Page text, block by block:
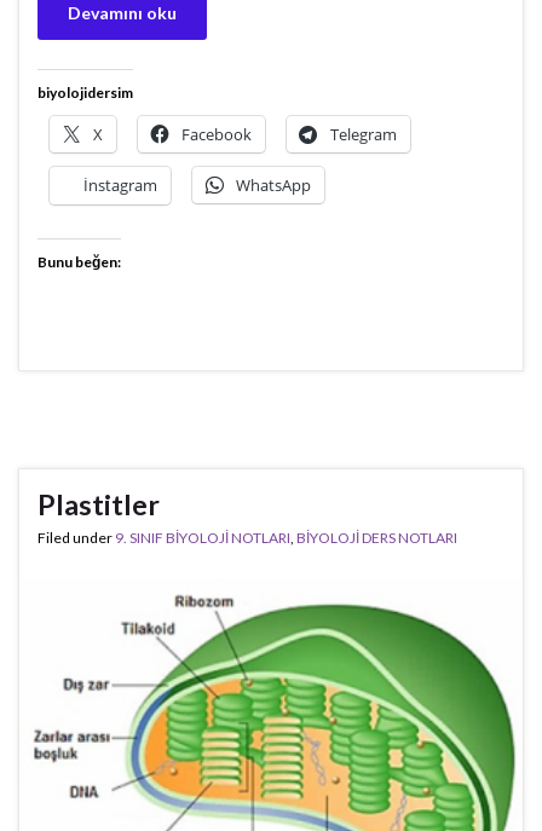
Devamını oku
biyolojidersim
X Facebook Telegram
İnstagram WhatsApp
Bunu beğen:
Plastitler
Filed under 9. SINIF BİYOLOJİ NOTLARI BİYOLOJİ DERS NOTLARI